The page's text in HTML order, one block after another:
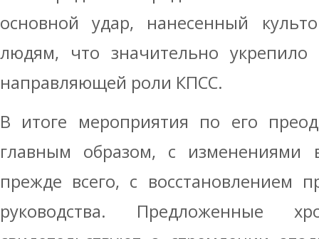
основной удар, нанесенный
людям, что значительно
направляющей роли КПСС.
В итоге мероприятия по его
главным образом, с
прежде всего, с восстановлением
руководства. Предложенные